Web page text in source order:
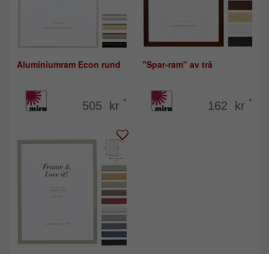
Aluminiumram Econ rund
505 kr *
"Spar-ram" av trä
162 kr *